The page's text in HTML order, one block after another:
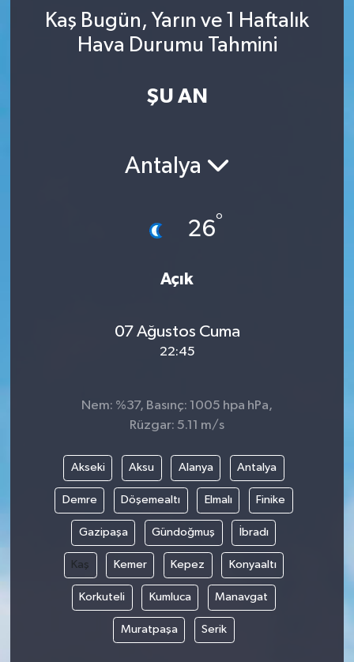
Kaş Bugün, Yarın ve 1 Haftalık
Hava Durumu Tahmini
ŞU AN
Antalya
26°
Açık
07 Ağustos Cuma
22:45
Nem: %37, Basınç: 1005 hpa hPa,
Rüzgar: 5.11 m/s
Akseki Aksu Alanya Antalya
Demre Döşemealtı Elmalı Finike
Gazipaşa Gündoğmuş İbradı
Kaş Kemer Kepez Konyaaltı
Korkuteli Kumluca Manavgat
Muratpaşa Serik
YAŞAM